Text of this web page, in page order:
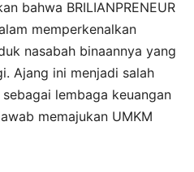
bahwa BRILIANPRENEUR
memperkenalkan
nasabah binaannya yang
Ajang ini menjadi salah
lembaga keuangan
memajukan UMKM